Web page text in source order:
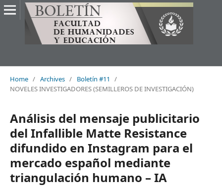
Home / Archives / Boletín #11
/
NOVELES INVESTIGADORES (SEMILLEROS DE INVESTIGACIÓN)
Análisis del mensaje publicitario
del Infallible Matte Resistance
difundido en Instagram para el
mercado español mediante
triangulación humano – IA